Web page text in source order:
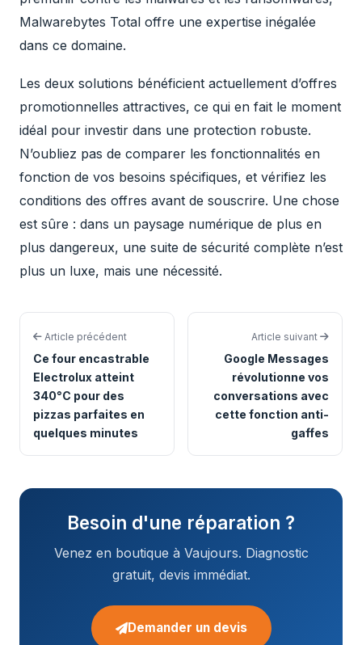
Malwarebytes Total offre une expertise inégalée
dans ce domaine.
Les deux solutions bénéficient actuellement d’offres
promotionnelles attractives, ce qui en fait le moment
idéal pour investir dans une protection robuste.
N’oubliez pas de comparer les fonctionnalités en
fonction de vos besoins spécifiques, et vérifiez les
conditions des offres avant de souscrire. Une chose
est sûre : dans un paysage numérique de plus en
plus dangereux, une suite de sécurité complète n’est
plus un luxe, mais une nécessité.
Article précédent
Ce four encastrable
Electrolux atteint
340°C pour des
pizzas parfaites en
quelques minutes
Article suivant
Google Messages
révolutionne vos
conversations avec
cette fonction anti-
gaffes
Besoin d'une réparation ?
Venez en boutique à Vaujours. Diagnostic
gratuit, devis immédiat.
Demander un devis